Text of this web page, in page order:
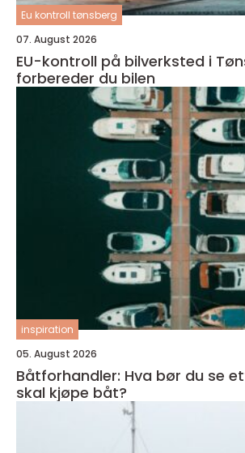
Eu kontroll tønsberg
07. August 2026
EU-kontroll på bilverksted i
forbereder du bilen
inspiration
05. August 2026
Båtforhandler: Hva bør du se
skal kjøpe båt?